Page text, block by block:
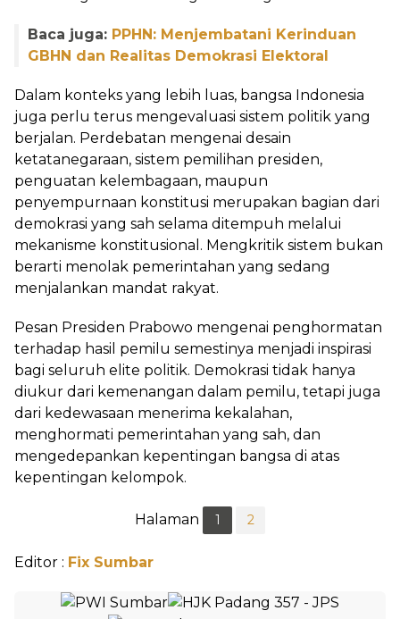
Baca juga: PPHN: Menjembatani Kerinduan
GBHN dan Realitas Demokrasi Elektoral
Dalam konteks yang lebih luas, bangsa Indonesia
juga perlu terus mengevaluasi sistem politik yang
berjalan. Perdebatan mengenai desain
ketatanegaraan, sistem pemilihan presiden,
penguatan kelembagaan, maupun
penyempurnaan konstitusi merupakan bagian dari
demokrasi yang sah selama ditempuh melalui
mekanisme konstitusional. Mengkritik sistem bukan
berarti menolak pemerintahan yang sedang
menjalankan mandat rakyat.
Pesan Presiden Prabowo mengenai penghormatan
terhadap hasil pemilu semestinya menjadi inspirasi
bagi seluruh elite politik. Demokrasi tidak hanya
diukur dari kemenangan dalam pemilu, tetapi juga
dari kedewasaan menerima kekalahan,
menghormati pemerintahan yang sah, dan
mengedepankan kepentingan bangsa di atas
kepentingan kelompok.
Halaman 1 2
Editor : Fix Sumbar